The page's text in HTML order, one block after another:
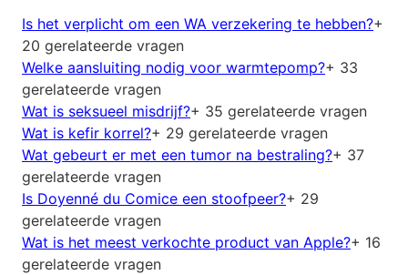
Is het verplicht om een WA verzekering te hebben?+
20 gerelateerde vragen
Welke aansluiting nodig voor warmtepomp?+ 33
gerelateerde vragen
Wat is seksueel misdrijf?+ 35 gerelateerde vragen
Wat is kefir korrel?+ 29 gerelateerde vragen
Wat gebeurt er met een tumor na bestraling?+ 37
gerelateerde vragen
Is Doyenné du Comice een stoofpeer?+ 29
gerelateerde vragen
Wat is het meest verkochte product van Apple?+ 16
gerelateerde vragen